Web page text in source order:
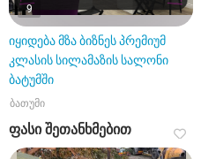
9
იყიდება მზა ბიზნეს პრემიუმ
კლასის სილამაზის სალონი
ბატუმში
ბათუმი
ფასი შეთანხმებით